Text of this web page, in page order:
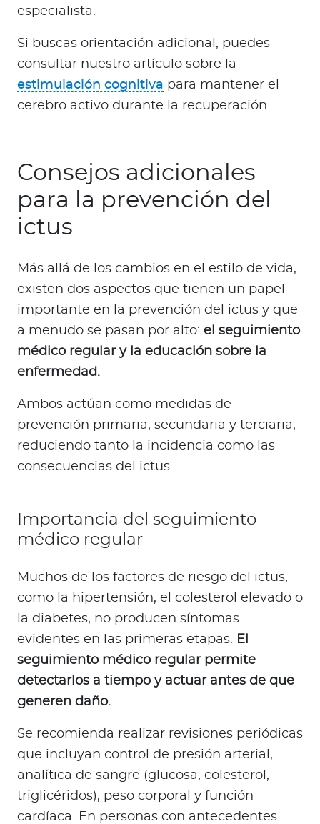
especialista.
Si buscas orientación adicional, puedes
consultar nuestro artículo sobre la
estimulación cognitiva para mantener el
cerebro activo durante la recuperación.
Consejos adicionales
para la prevención del
ictus
Más allá de los cambios en el estilo de vida,
existen dos aspectos que tienen un papel
importante en la prevención del ictus y que
a menudo se pasan por alto: el seguimiento
médico regular y la educación sobre la
enfermedad.
Ambos actúan como medidas de
prevención primaria, secundaria y terciaria,
reduciendo tanto la incidencia como las
consecuencias del ictus.
Importancia del seguimiento
médico regular
Muchos de los factores de riesgo del ictus,
como la hipertensión, el colesterol elevado o
la diabetes, no producen síntomas
evidentes en las primeras etapas. El
seguimiento médico regular permite
detectarlos a tiempo y actuar antes de que
generen daño.
Se recomienda realizar revisiones periódicas
que incluyan control de presión arterial,
analítica de sangre (glucosa, colesterol,
triglicéridos), peso corporal y función
cardíaca. En personas con antecedentes